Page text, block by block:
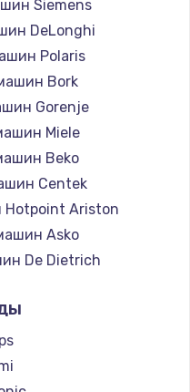
кофемолки
Siemens
DeLonghi
Polaris
Bork
Gorenje
Miele
Beko
Centek
Ariston
Asko
De Dietrich
Ascaso
Jura
Olympia
Saeco